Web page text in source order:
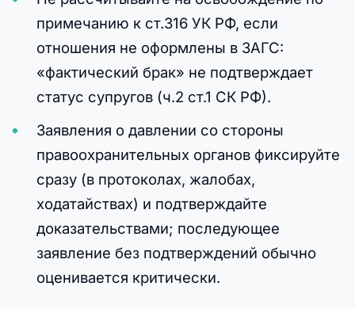
примечанию к ст.316 УК РФ, если
отношения не оформлены в ЗАГС:
«фактический брак» не подтверждает
статус супругов (ч.2 ст.1 СК РФ).
Заявления о давлении со стороны
правоохранительных органов фиксируйте
сразу (в протоколах, жалобах,
ходатайствах) и подтверждайте
доказательствами; последующее
заявление без подтверждений обычно
оценивается критически.